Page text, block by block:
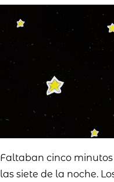
Faltaban cinco
las siete de la noche.